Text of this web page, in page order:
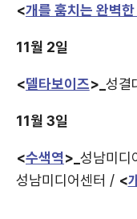
<개를 훔치는 완벽한
11월 2일
<델타보이즈>_ 성결
11월 3일
<수색역>_ 성남미디
성남미디어센터 / <